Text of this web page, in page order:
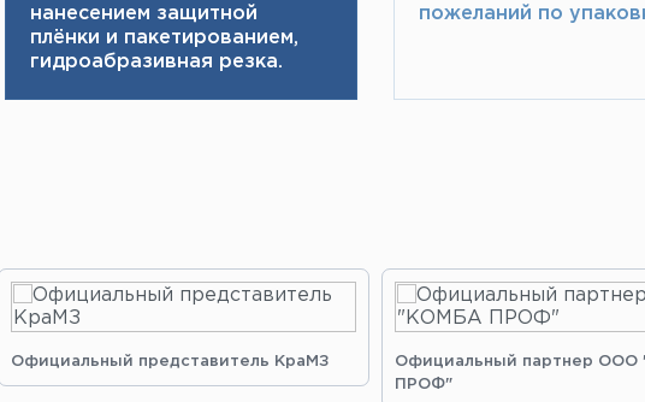
нанесением защитной
плёнки и пакетированием,
гидроабразивная резка.
пожеланий по
Официальный представитель КраМЗ
Официальный партнер ООО
ПРОФ"